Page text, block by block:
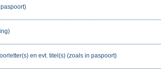
en evt. titel(s) (zoals in paspoort)